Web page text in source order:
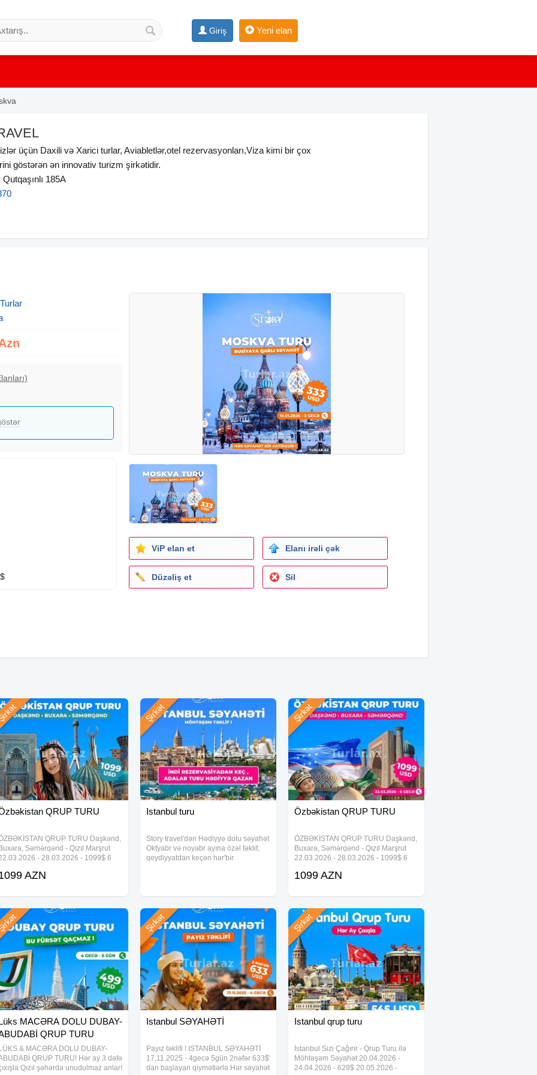
Giriş Yeni elan
üçün Daxili və Xarici turlar, Aviabletlər,otel rezervasyonları,Viza kimi bir çox
göstərən ən innovativ turizm şirkətidir.
185A
olaraq qiymət
uyğun olaraq qəbul
bir neçə gün sonra
tez qərar verməyiniz
nəzərdə tutulmuşdur
nömrələrlə zəng
mərkəzi
ViP elan et Elanı irəli çək
Düzəliş et Sil
QRUP TURU
QRUP TURU Daşkənd,
Buxara, Səmərqənd - Qızıl Marşrut
- 28.03.2026 - 1099$ 6
07.09.2026 - 12.09.2026 - 999$
AZN
Istanbul turu
Story travel'dən Hədiyyə dolu səyahət
Oktyabr və noyabr ayına özəl təklif,
qeydiyyatdan keçən hər'bir
Şirkət
Özbəkistan QRUP TURU
ÖZBƏKİSTAN QRUP TURU Daşkənd,
Buxara, Səmərqənd - Qızıl Marşrut
22.03.2026 - 28.03.2026 - 1099$ 6
999$ 07.09.2026 - 12.09.2026 - 999$
fərqli
Şirkət
1099 AZN
MACƏRA DOLU DUBAY-
QRUP TURU
LÜKS & MACƏRA DOLU DUBAY-
QRUP TURU! Hər ay 3 dəfə
Qızıl şəhərdə unudulmaz anlar!
Istanbul SƏYAHƏTİ
Payız təklifi ! ISTANBUL SƏYAHƏTİ
17.11.2025 - 4gecə 5gün 2nəfər 633$'
dan başlayan qiymətlərlə Hər səyahət
Şirkət
Istanbul qrup turu
İstanbul Sizi Çağırır - Qrup Turu ilə
Möhtəşəm Səyahət 20.04.2026 -
24.04.2026 - 629$ 20.05.2026 -
Şirkət